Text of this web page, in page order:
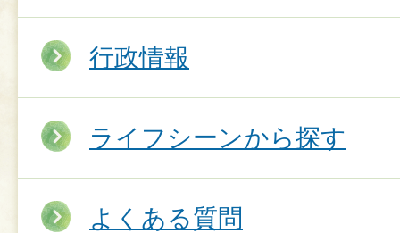
行政情報
ライフシーンから探す
よくある質問